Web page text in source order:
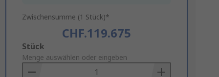
Zwischensumme (1 Stück)*
CHF.119.675
Add
to
Basket
Stück
Menge auswählen oder eingeben